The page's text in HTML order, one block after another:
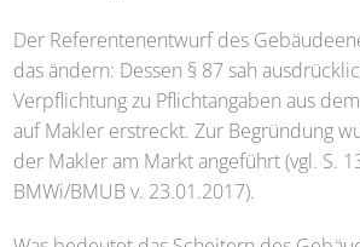
Der Referentenentwurf des
das ändern: Dessen § 87 sah
Verpflichtung zu Pflichtangaben aus
auf Makler erstreckt. Zur Begründung
der Makler am Markt angeführt (vgl. S.
BMWi/BMUB v. 23.01.2017).